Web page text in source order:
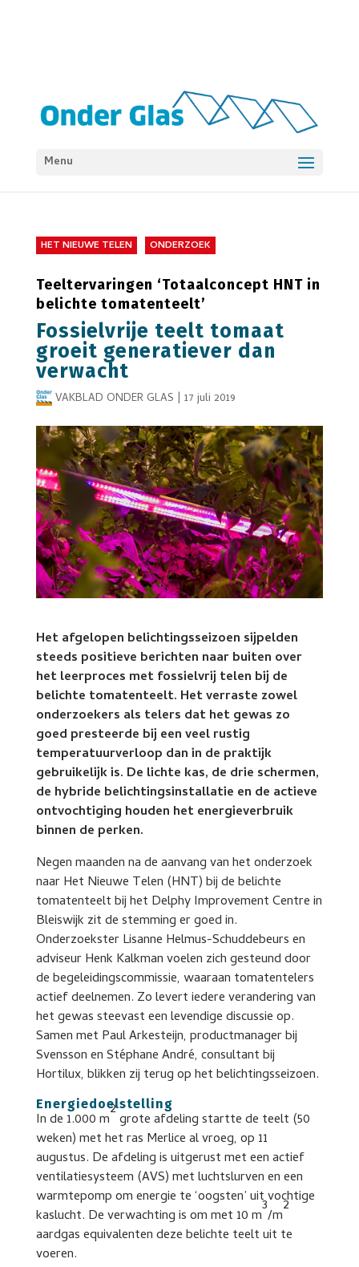
Menu
HET NIEUWE TELEN ONDERZOEK
Teeltervaringen ‘Totaalconcept HNT in
belichte tomatenteelt’
Fossielvrije teelt tomaat
groeit generatiever dan
verwacht
VAKBLAD ONDER GLAS | 17 juli 2019
Het afgelopen belichtingsseizoen sijpelden
steeds positieve berichten naar buiten over
het leerproces met fossielvrij telen bij de
belichte tomatenteelt. Het verraste zowel
onderzoekers als telers dat het gewas zo
goed presteerde bij een veel rustig
temperatuurverloop dan in de praktijk
gebruikelijk is. De lichte kas, de drie schermen,
de hybride belichtingsinstallatie en de actieve
ontvochtiging houden het energieverbruik
binnen de perken.
Negen maanden na de aanvang van het onderzoek
naar Het Nieuwe Telen (HNT) bij de belichte
tomatenteelt bij het Delphy Improvement Centre in
Bleiswijk zit de stemming er goed in.
Onderzoekster Lisanne Helmus-Schuddebeurs en
adviseur Henk Kalkman voelen zich gesteund door
de begeleidingscommissie, waaraan tomatentelers
actief deelnemen. Zo levert iedere verandering van
het gewas steevast een levendige discussie op.
Samen met Paul Arkesteijn, productmanager bij
Svensson en Stéphane André, consultant bij
Hortilux, blikken zij terug op het belichtingsseizoen.
Energiedoelstelling
In de 1.000 m2grote afdeling startte de teelt (50
weken) met het ras Merlice al vroeg, op 11
augustus. De afdeling is uitgerust met een actief
ventilatiesysteem (AVS) met luchtslurven en een
warmtepomp om energie te ‘oogsten’ uit vochtige
kaslucht. De verwachting is om met 10 m3/m2
aardgas equivalenten deze belichte teelt uit te
voeren.